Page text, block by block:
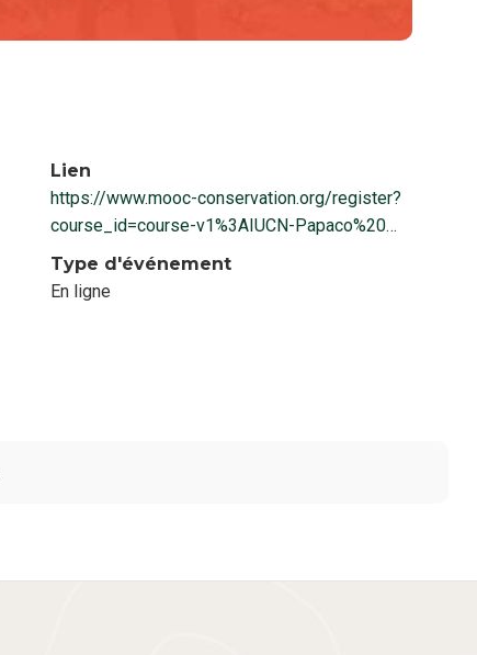
Lien
https://www.mooc-conservation.org/register?
course_id=course-v1%3AIUCN-Papaco%20…
Type d'événement
En ligne